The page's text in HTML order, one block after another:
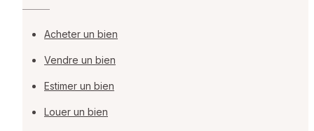
Acheter un bien
Vendre un bien
Estimer un bien
Louer un bien